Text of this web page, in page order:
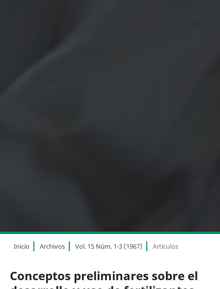
Inicio Archivos Vol. 15 Núm. 1-3 (1967) Artículos
Conceptos preliminares sobre el